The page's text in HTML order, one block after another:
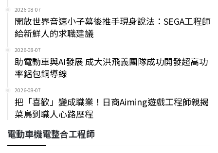
2026-08-07
開放世界音速小子幕後推手現身說法：SEGA工程師
給新鮮人的求職建議
2026-08-07
助電動車與AI發展 成大洪飛義團隊成功開發超高功
率鋁包銅導線
2026-08-07
把「喜歡」變成職業！日商Aiming遊戲工程師親揭
菜鳥到職人心路歷程
電動車機電整合工程師